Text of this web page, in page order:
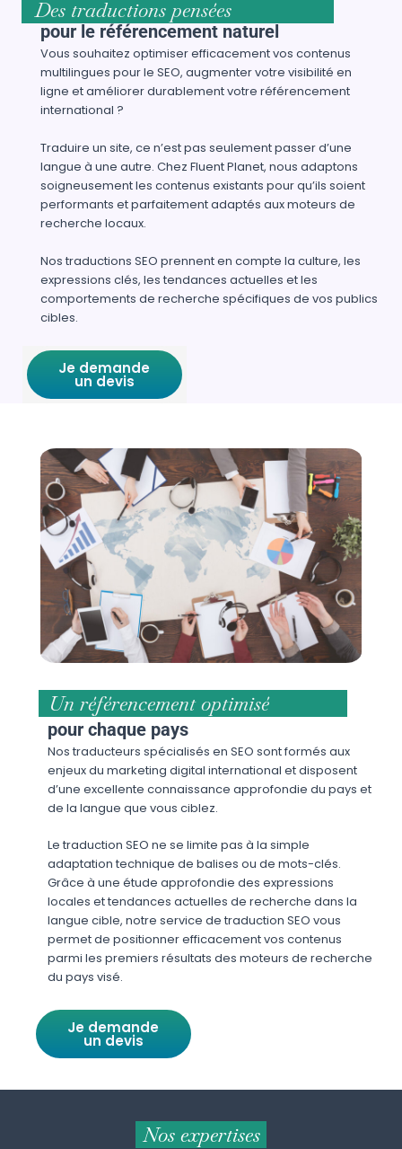
Des traductions pensées
pour le référencement naturel
Vous souhaitez optimiser efficacement vos contenus
multilingues pour le SEO, augmenter votre visibilité en
ligne et améliorer durablement votre référencement
international ?
Traduire un site, ce n’est pas seulement passer d’une
langue à une autre. Chez Fluent Planet, nous adaptons
soigneusement les contenus existants pour qu’ils soient
performants et parfaitement adaptés aux moteurs de
recherche locaux.
Nos traductions SEO prennent en compte la culture, les
expressions clés, les tendances actuelles et les
comportements de recherche spécifiques de vos publics
cibles.
Je demande
un devis
Un référencement optimisé
pour chaque pays
Nos traducteurs spécialisés en SEO sont formés aux
enjeux du marketing digital international et disposent
d’une excellente connaissance approfondie du pays et
de la langue que vous ciblez.
Le traduction SEO ne se limite pas à la simple
adaptation technique de balises ou de mots-clés.
Grâce à une étude approfondie des expressions
locales et tendances actuelles de recherche dans la
langue cible, notre service de traduction SEO vous
permet de positionner efficacement vos contenus
parmi les premiers résultats des moteurs de recherche
du pays visé.
Je demande
un devis
Nos expertises